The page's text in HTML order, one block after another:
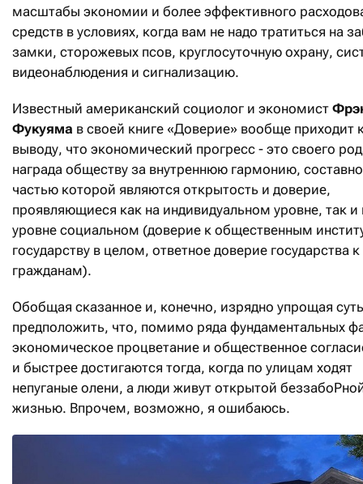
масштабы экономии и более эффективного
средств в условиях, когда вам не надо тратиться на
замки, сторожевых псов, круглосуточную охрану,
видеонаблюдения и сигнализацию.
Известный американский социолог и экономист
Фукуяма в своей книге «Доверие» вообще приходит
выводу, что экономический прогресс - это своего
награда обществу за внутреннюю гармонию,
частью которой являются открытость и доверие,
проявляющиеся как на индивидуальном уровне, так и
уровне социальном (доверие к общественным
государству в целом, ответное доверие государства
гражданам).
Обобщая сказанное и, конечно, изрядно упрощая
предположить, что, помимо ряда фундаментальных
экономическое процветание и общественное
и быстрее достигаются тогда, когда по улицам ходят
непуганые олени, а люди живут открытой
жизнью. Впрочем, возможно, я ошибаюсь.